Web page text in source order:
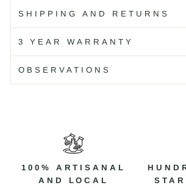
SHIPPING AND RETURNS
3 YEAR WARRANTY
OBSERVATIONS
100% ARTISANAL
AND LOCAL